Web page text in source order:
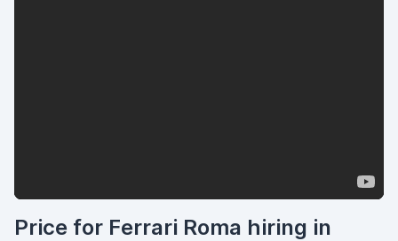
Price for Ferrari Roma hiring in